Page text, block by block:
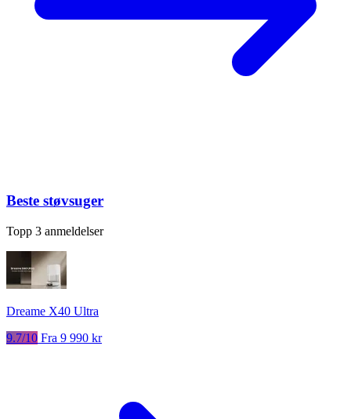
Beste støvsuger
Topp 3 anmeldelser
Dreame X40 Ultra
9.7/10 Fra 9 990 kr